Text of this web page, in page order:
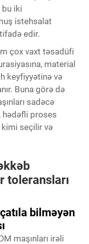
iki
istehsalat
edir.
çox vaxt təsadüfi
material
keyfiyyətinə və
Buna görə də
sadəcə
proses
kimi seçilir və
toleransları
bilməyən
maşınları irəli